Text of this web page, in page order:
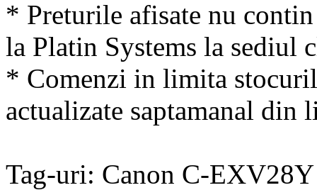
* Preturile afisate nu
la Platin Systems la sediul
* Comenzi in limita
actualizate saptamanal
Tag-uri: Canon C-EXV28Y